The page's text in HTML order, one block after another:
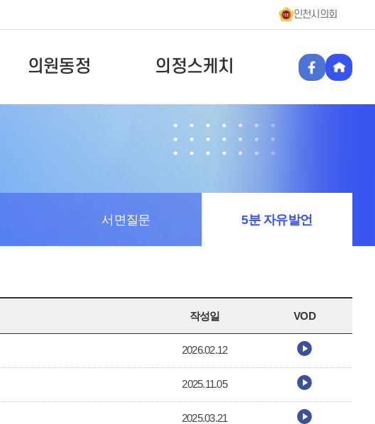
인천시의회
의원동정 의정스케치
서면질문 5분 자유발언
작성일 VOD
2026.02.12
2025.11.05
2025.03.21